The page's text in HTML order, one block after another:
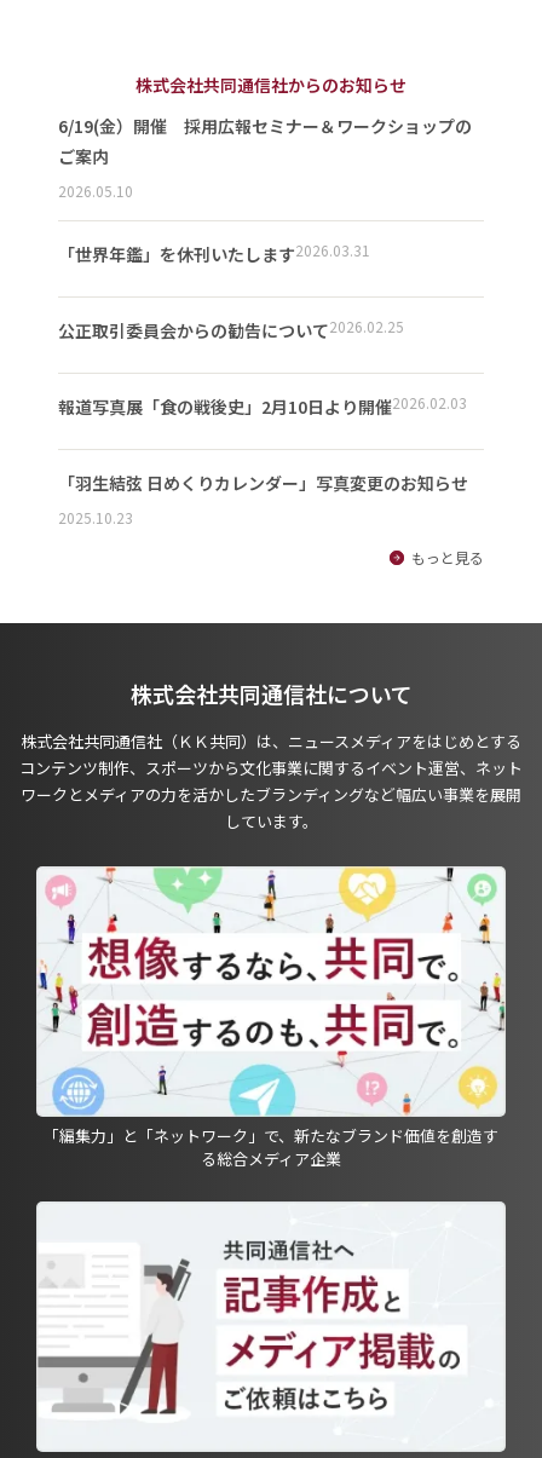
株式会社共同通信社からのお知らせ
6/19(金）開催 採用広報セミナー＆ワークショップの
ご案内
2026.05.10
「世界年鑑」を休刊いたします2026.03.31
公正取引委員会からの勧告について2026.02.25
報道写真展「食の戦後史」2月10日より開催2026.02.03
「羽生結弦 日めくりカレンダー」写真変更のお知らせ
2025.10.23
もっと見る
株式会社共同通信社について
株式会社共同通信社（ＫＫ共同）は、ニュースメディアをはじめとする
コンテンツ制作、スポーツから文化事業に関するイベント運営、ネット
ワークとメディアの力を活かしたブランディングなど幅広い事業を展開
しています。
「編集力」と「ネットワーク」で、新たなブランド価値を創造す
る総合メディア企業